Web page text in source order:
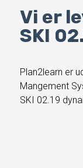
Vi er
SKI
Plan2learn er
Mangement
SKI 02.19